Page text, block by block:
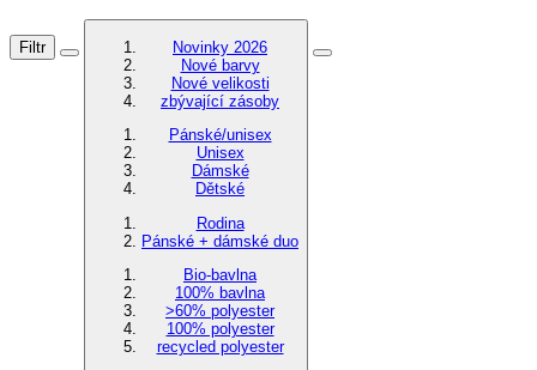
Filtr
Novinky 2026
Nové barvy
Nové velikosti
zbývající zásoby
Pánské/unisex
Unisex
Dámské
Dětské
Rodina
Pánské + dámské duo
Bio-bavlna
100% bavlna
>60% polyester
100% polyester
recycled polyester